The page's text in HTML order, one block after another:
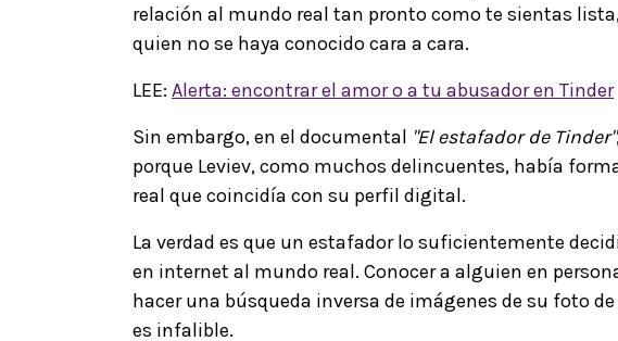
relación al mundo real tan pronto como te sientas
quien no se haya conocido cara a cara.
LEE: Alerta: encontrar el amor o a tu abusador en Tinder
Sin embargo, en el documental "El estafador de Tinder"
porque Leviev, como muchos delincuentes, había
real que coincidía con su perfil digital.
La verdad es que un estafador lo suficientemente
en internet al mundo real. Conocer a alguien en
hacer una búsqueda inversa de imágenes de su foto
es infalible.